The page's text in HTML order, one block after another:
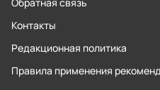
Контакты
Редакционная политика
Правила применения